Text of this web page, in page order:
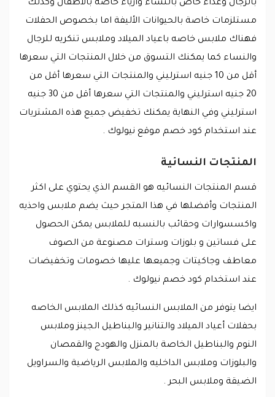
بالرجال وغذاء خاص بالنساء وازياء خاصه بالاطفال وكذلك
مستلزمات خاصة بالحيوانات الأليفة اما بخصوص الحفلات
فهناك ملابس خاصه باعياد الميلاد وملابس تنكريه للرجال
والنساء كما يمكنك التسوق من خلال المنتجات التي سعرها
أقل من 10 جنيه استرليني والمنتجات التي سعرها أقل من
20 جنيه استرليني والمنتجات التي سعرها أقل من 30 جنيه
استرليني وفي النهاية يمكنك تخفيض جميع هذه المشتريات
عند استخدام كود خصم موقع نيولوك .
المنتجات النسائية
قسم المنتجات النسائيه هو القسم الذي يحتوي على اكثر
المنتجات وأفضلها في هذا المتجر حيث يضم ملابس واحذيه
واكسسوارات وحقائب بالنسبه للملابس يمكن الحصول
على فساتين و بلوزات وسترات مصنوعة من الصوف
معاطف وجاكيتات وجميعها عليها خصومات وتخفيضات
عند استخدام كود خصم نيولوك .
ايضا يتوفر من الملابس النسائيه كذلك الملابس الخاصه
بحفلات أعياد الميلاد والتنانير والبناطيل الجينز وملابس
النوم والبناطيل الخاصة بالمنزل والهودج والقمصان
والبلوزات وملابس الداخليه والملابس الرياضية والسراويل
الضيقة وملابس البحر .